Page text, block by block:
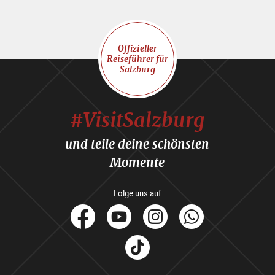
Offizieller
Reiseführer für
Salzburg
#VisitSalzburg
und teile deine schönsten
Momente
Folge uns auf
facebook
YoutubeInstagram
Tik